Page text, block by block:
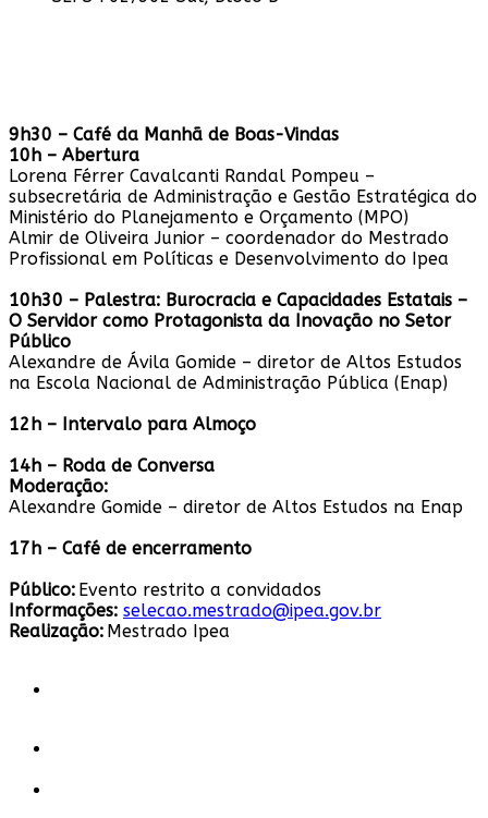
9h30 – Café da Manhã de Boas-Vindas
10h – Abertura
Lorena Férrer Cavalcanti Randal Pompeu –
subsecretária de Administração e Gestão Estratégica do
Ministério do Planejamento e Orçamento (MPO)
Almir de Oliveira Junior – coordenador do Mestrado
Profissional em Políticas e Desenvolvimento do Ipea
10h30 – Palestra: Burocracia e Capacidades Estatais –
O Servidor como Protagonista da Inovação no Setor
Público
Alexandre de Ávila Gomide – diretor de Altos Estudos
na Escola Nacional de Administração Pública (Enap)
12h – Intervalo para Almoço
14h – Roda de Conversa
Moderação:
Alexandre Gomide – diretor de Altos Estudos na Enap
17h – Café de encerramento
Público: Evento restrito a convidados
Informações: selecao.mestrado@ipea.gov.br
Realização: Mestrado Ipea